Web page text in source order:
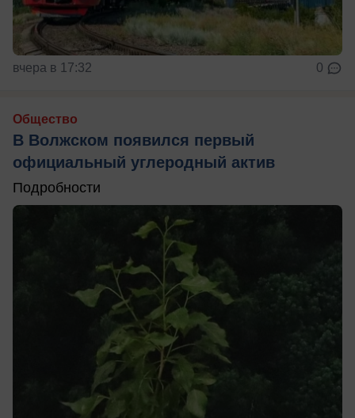
вчера в 17:32 0
Общество
В Волжском появился первый
официальный углеродный актив
Подробности